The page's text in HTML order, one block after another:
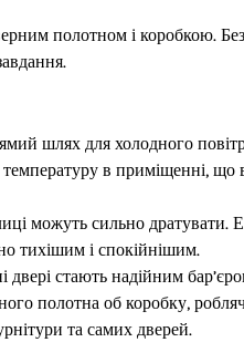
полотном і коробкою. Без
шлях для холодного
температуру в приміщенні,
можуть сильно
тихішим і спокійнішим.
двері стають надійним
полотна об коробку,
та самих дверей.